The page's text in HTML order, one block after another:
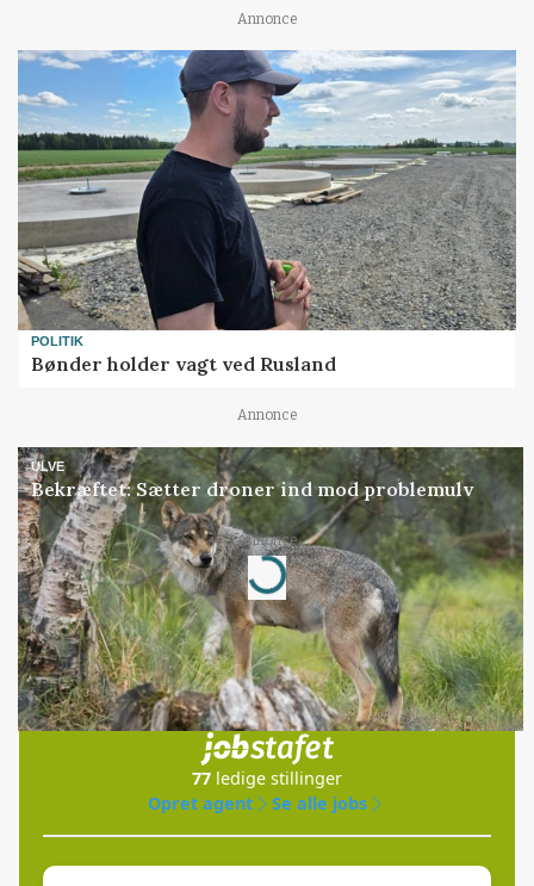
Annonce
POLITIK
Bønder holder vagt ved Rusland
Annonce
ULVE
Bekræftet: Sætter droner ind mod problemulv
Annonce
Loading...
Jobs
i samarbejde med
77 ledige stillinger
Opret agent
Se alle jobs